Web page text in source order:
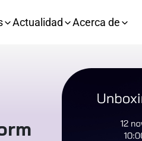
Actualidad Acerca de